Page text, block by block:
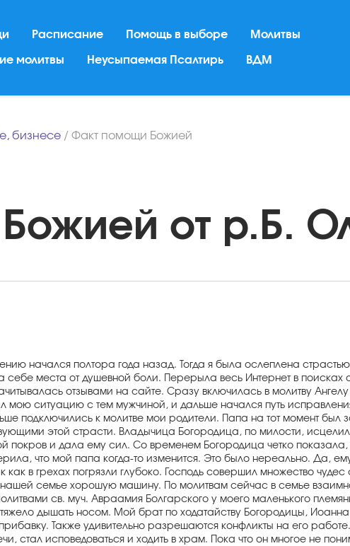
Расписание Помощь в выборе Молитвы
молитвы Неусыпаемая Псалтирь ВДМ
бизнесе / Факт помощи Божией
от р.Б.
начался полтора года назад. Тогда я была ослеплена
себе места от душевной боли. Перерыла весь Интернет в поисках
отзывами на сайте. Сразу включилась в молитву
мою ситуацию с тем мужчиной, и дальше начался путь
подключились к молитве мои родители. Папа на тот момент был
этой страсти. Владычица Богородица, по милости,
покров и дала ему сил. Со временем Богородица четко показала,
что мой папа когда-то изменится. Это было нереально. Да,
в грехах погрязли глубоко. Господь совершил множество чудес
семье хорошую машину. По молитвам сейчас в семье
св. муч. Авраамия Болгарского у моего маленького
дышать носом. Мой брат по ходатайству Богородицы,
Также удивительно разрешаются конфликты на его
стал исповедоваться и ходить в храм. Пока что он многое не